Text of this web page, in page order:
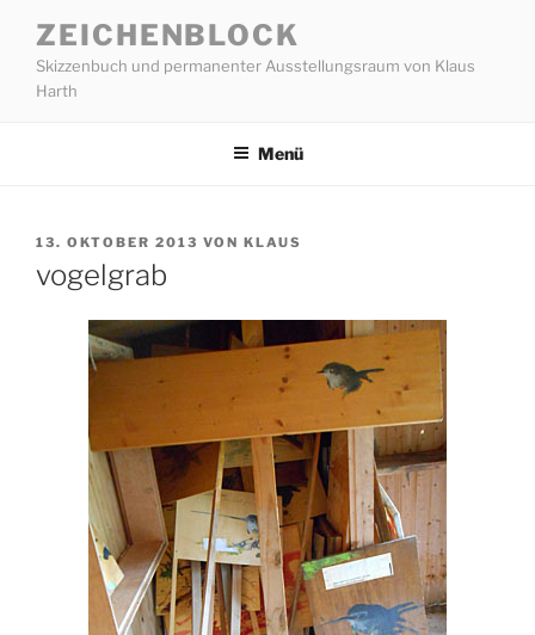
Inhalt
springen
ZEICHENBLOCK
Skizzenbuch und permanenter Ausstellungsraum von Klaus
Harth
Menü
VERÖFFENTLICHT
13. OKTOBER 2013 VON KLAUS
vogelgrab